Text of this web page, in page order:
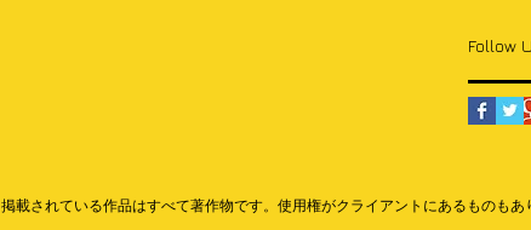
Follow
掲載されている作品はすべて著作物です。使用権がクライアントにあるものも